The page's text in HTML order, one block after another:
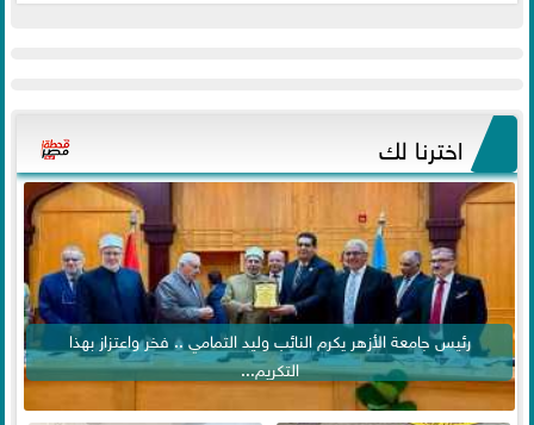
اخترنا لك
رئيس جامعة الأزهر يكرم النائب وليد التمامي .. فخر واعتزاز بهذا
التكريم...